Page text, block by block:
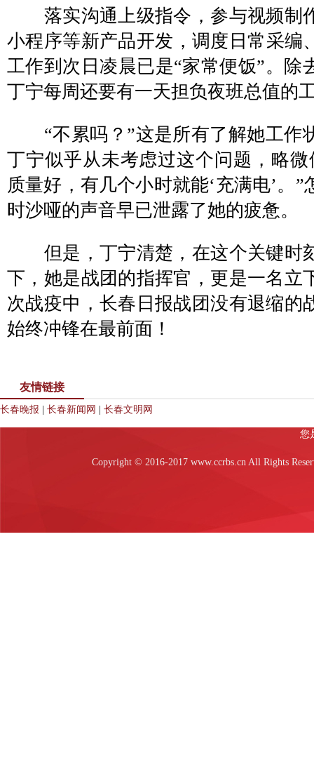
落实沟通上级指令，参与视频制
小程序等新产品开发，调度日常采
工作到次日凌晨已是“家常便饭”。除
丁宁每周还要有一天担负夜班总值的
“不累吗？”这是所有了解她工作
丁宁似乎从未考虑过这个问题，略
质量好，有几个小时就能‘充满电’。
时沙哑的声音早已泄露了她的疲惫。
但是，丁宁清楚，在这个关键时
下，她是战团的指挥官，更是一名立
次战疫中，长春日报战团没有退缩的
始终冲锋在最前面！
友情链接
长春晚报 长春新闻网 长春文明网
Copyright © 2016-2017 www.ccrbs.cn All